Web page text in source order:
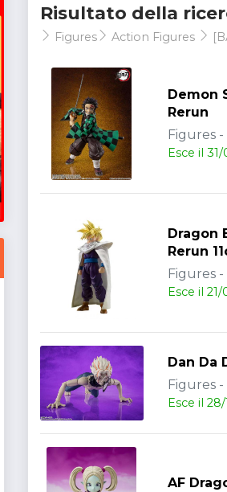
Risultato della
Figures Action Figures
Demon
Rerun
Figures
Esce il
Dragon
Rerun
Figures
Esce il
Dan Da
Figures
Esce il
AF